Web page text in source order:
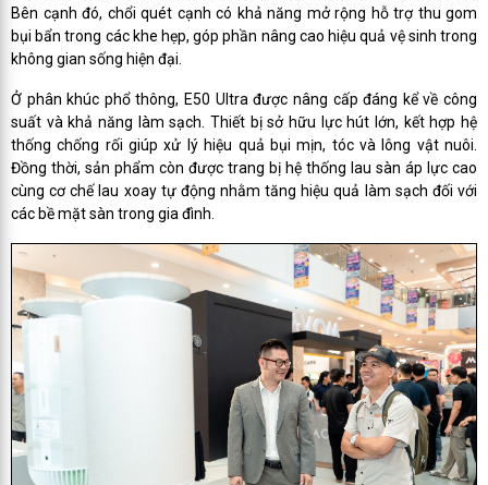
Bên cạnh đó, chổi quét cạnh có khả năng mở rộng hỗ trợ thu gom
bụi bẩn trong các khe hẹp, góp phần nâng cao hiệu quả vệ sinh trong
không gian sống hiện đại.
Ở phân khúc phổ thông, E50 Ultra được nâng cấp đáng kể về công
suất và khả năng làm sạch. Thiết bị sở hữu lực hút lớn, kết hợp hệ
thống chống rối giúp xử lý hiệu quả bụi mịn, tóc và lông vật nuôi.
Đồng thời, sản phẩm còn được trang bị hệ thống lau sàn áp lực cao
cùng cơ chế lau xoay tự động nhằm tăng hiệu quả làm sạch đối với
các bề mặt sàn trong gia đình.